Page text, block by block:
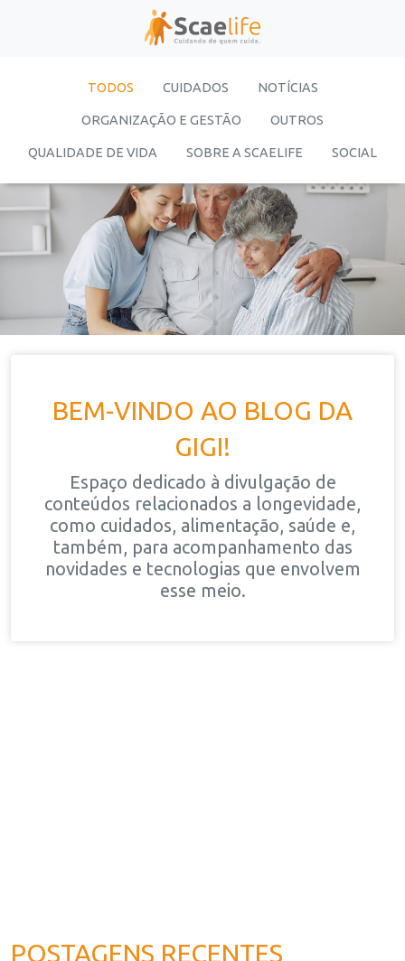
TODOS CUIDADOS NOTÍCIAS
ORGANIZAÇÃO E GESTÃO OUTROS
QUALIDADE DE VIDA SOBRE A SCAELIFE SOCIAL
BEM-VINDO AO BLOG DA
GIGI!
Espaço dedicado à divulgação de
conteúdos relacionados a longevidade,
como cuidados, alimentação, saúde e,
também, para acompanhamento das
novidades e tecnologias que envolvem
esse meio.
POSTAGENS RECENTES